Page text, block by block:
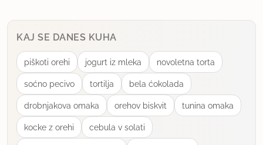
KAJ SE DANES KUHA
piškoti orehi jogurt iz mleka novoletna torta
soćno pecivo tortilja bela ćokolada
drobnjakova omaka orehov biskvit tunina omaka
kocke z orehi cebula v solati